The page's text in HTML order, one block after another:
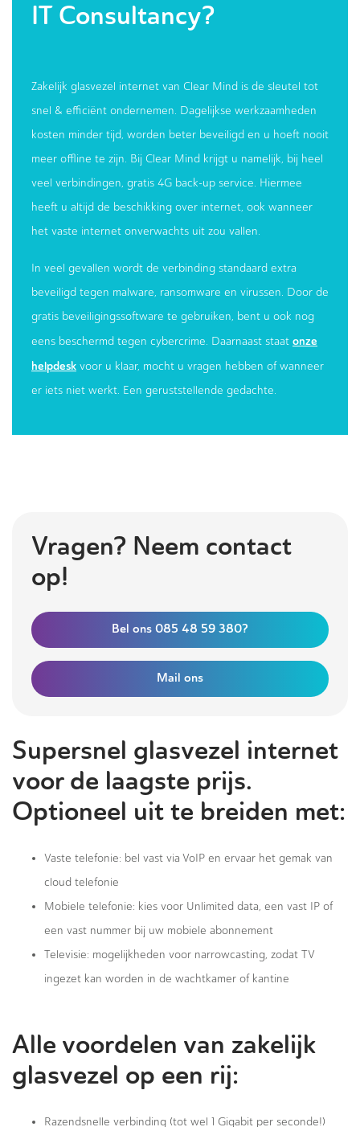
IT Consultancy?
Zakelijk glasvezel internet van Clear Mind is de sleutel tot
snel & efficiënt ondernemen. Dagelijkse werkzaamheden
kosten minder tijd, worden beter beveiligd en u hoeft nooit
meer offline te zijn. Bij Clear Mind krijgt u namelijk, bij heel
veel verbindingen, gratis 4G back-up service. Hiermee
heeft u altijd de beschikking over internet, ook wanneer
het vaste internet onverwachts uit zou vallen.
In veel gevallen wordt de verbinding standaard extra
beveiligd tegen malware, ransomware en virussen. Door de
gratis beveiligingssoftware te gebruiken, bent u ook nog
eens beschermd tegen cybercrime. Daarnaast staat onze
helpdesk voor u klaar, mocht u vragen hebben of wanneer
er iets niet werkt. Een geruststellende gedachte.
Vragen? Neem contact
op!
Bel ons 085 48 59 380?
Mail ons
Supersnel glasvezel internet
voor de laagste prijs.
Optioneel uit te breiden met:
Vaste telefonie: bel vast via VoIP en ervaar het gemak van
cloud telefonie
Mobiele telefonie: kies voor Unlimited data, een vast IP of
een vast nummer bij uw mobiele abonnement
Televisie: mogelijkheden voor narrowcasting, zodat TV
ingezet kan worden in de wachtkamer of kantine
Alle voordelen van zakelijk
glasvezel op een rij:
Razendsnelle verbinding (tot wel 1 Gigabit per seconde!)